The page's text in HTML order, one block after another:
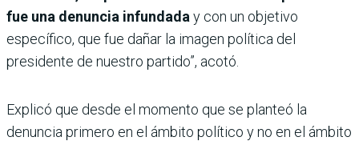
fue una denuncia infundada y con un objetivo
específico, que fue dañar la imagen política del
presidente de nuestro partido”, acotó.
Explicó que desde el momento que se planteó la
denuncia primero en el ámbito político y no en el ámbito